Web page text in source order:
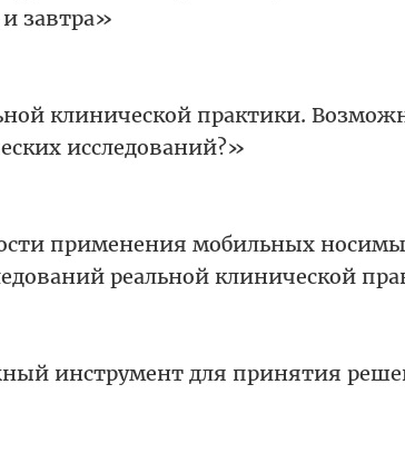
завтра»
клинической практики.
исследований?»
применения мобильных
реальной клинической
инструмент для принятия